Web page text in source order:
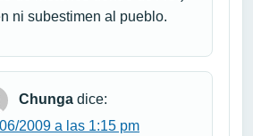
ni subestimen al pueblo.
Chunga dice:
2009 a las 1:15 pm